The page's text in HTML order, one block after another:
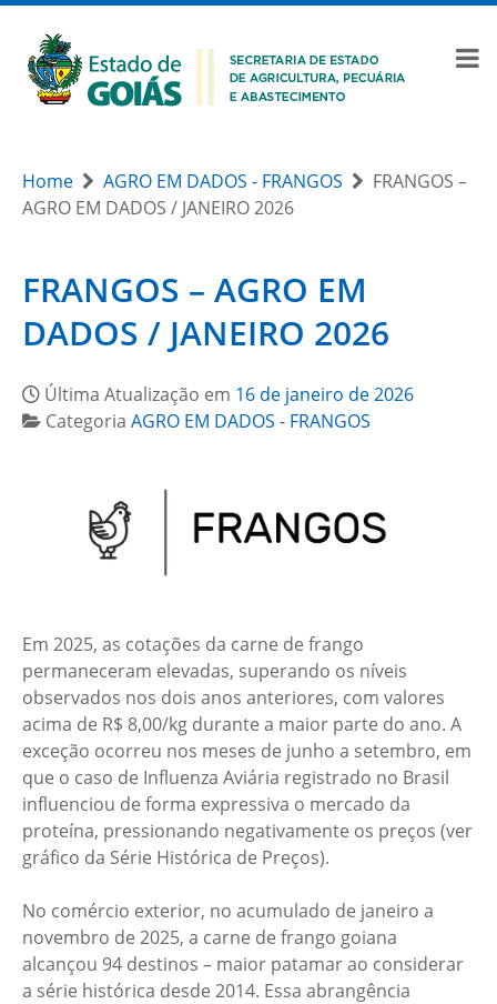
Home AGRO EM DADOS - FRANGOS
FRANGOS –
AGRO EM DADOS / JANEIRO 2026
FRANGOS – AGRO EM
DADOS / JANEIRO 2026
Última Atualização em 16 de janeiro de 2026
Categoria AGRO EM DADOS - FRANGOS
Em 2025, as cotações da carne de frango
permaneceram elevadas, superando os níveis
observados nos dois anos anteriores, com valores
acima de R$ 8,00/kg durante a maior parte do ano. A
exceção ocorreu nos meses de junho a setembro, em
que o caso de Influenza Aviária registrado no Brasil
influenciou de forma expressiva o mercado da
proteína, pressionando negativamente os preços (ver
gráfico da Série Histórica de Preços).
No comércio exterior, no acumulado de janeiro a
novembro de 2025, a carne de frango goiana
alcançou 94 destinos – maior patamar ao considerar
a série histórica desde 2014. Essa abrangência